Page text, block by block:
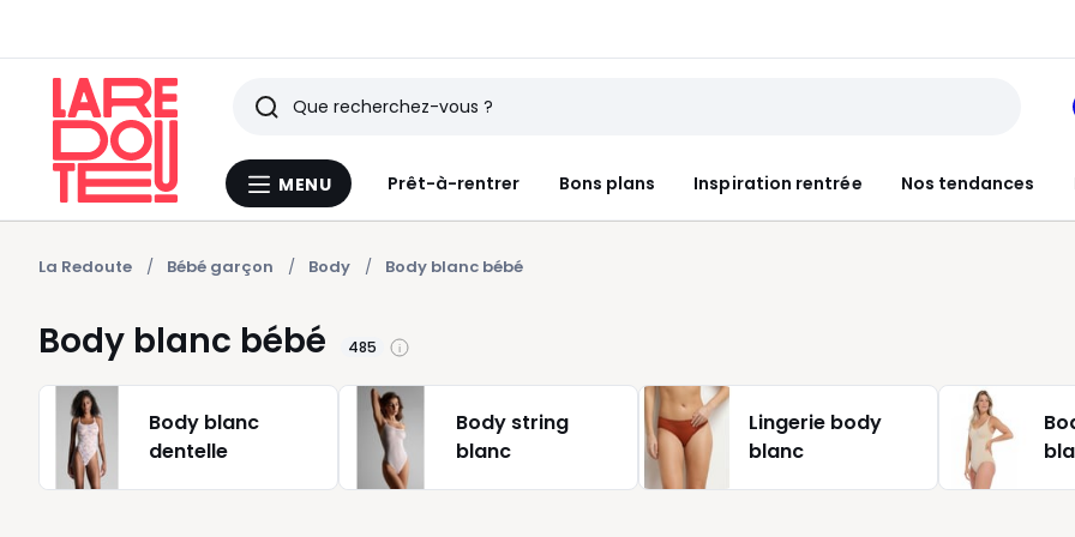
Menu
MENU Prêt-à-rentrer Bons plans Inspiration rentrée Nos tendances
Rechercher
Derniers
articles
vus
La Redoute Bébé garçon Body Body blanc bébé
Body blanc bébé 485
Body blanc
dentelle
Body string
blanc
Lingerie body
blanc